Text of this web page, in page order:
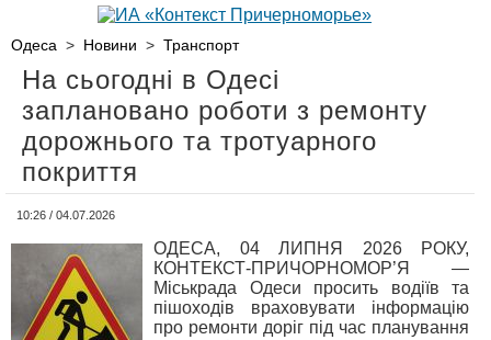
Одеса > Новини > Транспорт
На сьогодні в Одесі
заплановано роботи з ремонту
дорожнього та тротуарного
покриття
10:26 / 04.07.2026
ОДЕСА, 04 ЛИПНЯ 2026 РОКУ,
КОНТЕКСТ-ПРИЧОРНОМОР’Я —
Міськрада Одеси просить водіїв та
пішоходів враховувати інформацію
про ремонти доріг під час планування